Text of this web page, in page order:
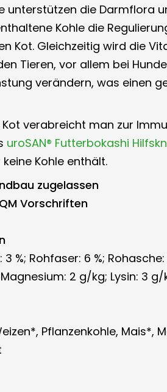
unterstützen die Darmflora
Kohle die
Kot. Gleichzeitig wird die
Tieren, vor allem bei
verändern, was einen
verabreicht man zur
uroSAN® Futterbokashi
Kohle enthält.
zugelassen
Vorschriften
%; Rohfaser: 6 %;
2 g/kg; Lysin: 3 g/
Pflanzenkohle, Mais*,